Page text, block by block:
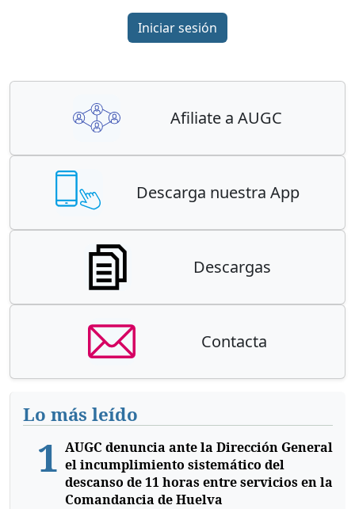
Iniciar sesión
Afiliate a AUGC
Descarga nuestra App
Descargas
Contacta
Lo más leído
1 AUGC denuncia ante la Dirección General
el incumplimiento sistemático del
descanso de 11 horas entre servicios en la
Comandancia de Huelva